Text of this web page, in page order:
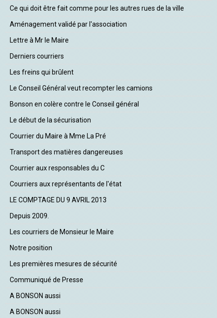
Ce qui doit être fait comme pour les autres rues de la ville
Aménagement validé par l'association
Lettre à Mr le Maire
Derniers courriers
Les freins qui brûlent
Le Conseil Général veut recompter les camions
Bonson en colère contre le Conseil général
Le début de la sécurisation
Courrier du Maire à Mme La Pré
Transport des matières dangereuses
Courrier aux responsables du C
Courriers aux représentants de l'état
LE COMPTAGE DU 9 AVRIL 2013
Depuis 2009.
Les courriers de Monsieur le Maire
Notre position
Les premières mesures de sécurité
Communiqué de Presse
A BONSON aussi
A BONSON aussi